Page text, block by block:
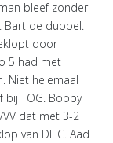
bleef zonder
Bart de dubbel.
door
5 had met
Niet helemaal
bij TOG. Bobby
dat met 3-2
van DHC. Aad